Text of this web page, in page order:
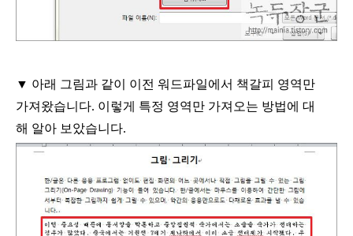
▼ 아래 그림과 같이 이전 워드파일에서 책갈피 영역만
가져왔습니다. 이렇게 특정 영역만 가져오는 방법에 대
해 알아 보았습니다.